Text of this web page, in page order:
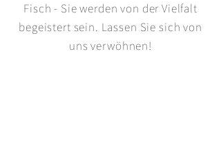
Fisch - Sie werden von der Vielfalt
begeistert sein. Lassen Sie sich von
uns verwöhnen!